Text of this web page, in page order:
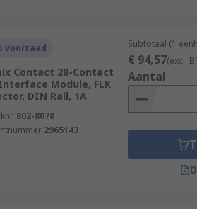
voorraad
Contact 28-Contact
Module, FLK
DIN Rail, 1A
802-8078
2965143
Subtotaal (1
€ 94,57(excl.
Aantal